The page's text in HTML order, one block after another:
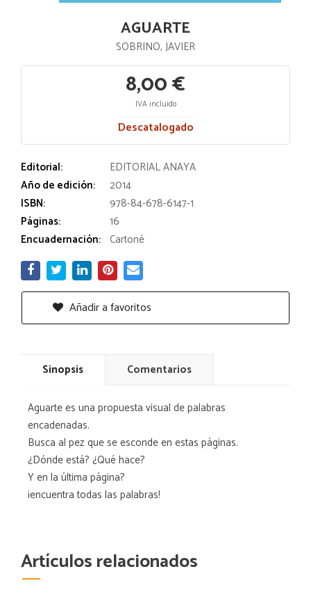
AGUARTE
SOBRINO, JAVIER
8,00 €
IVA incluido
Descatalogado
Editorial:
EDITORIAL ANAYA
Año de edición:
2014
ISBN:
978-84-678-6147-1
Páginas:
16
Encuadernación: Cartoné
Añadir a favoritos
Sinopsis Comentarios
Aguarte es una propuesta visual de palabras
encadenadas.
Busca al pez que se esconde en estas páginas.
¿Dónde está? ¿Qué hace?
Y en la última página?
¡encuentra todas las palabras!
Artículos relacionados